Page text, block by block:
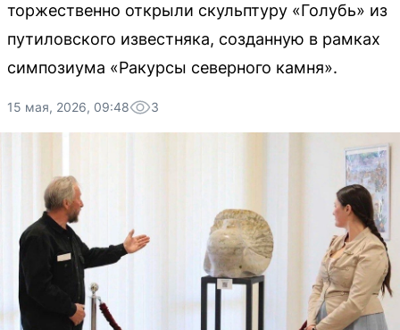
торжественно открыли скульптуру «Голубь» из
путиловского известняка, созданную в рамках
симпозиума «Ракурсы северного камня».
15 мая, 2026, 09:48 3